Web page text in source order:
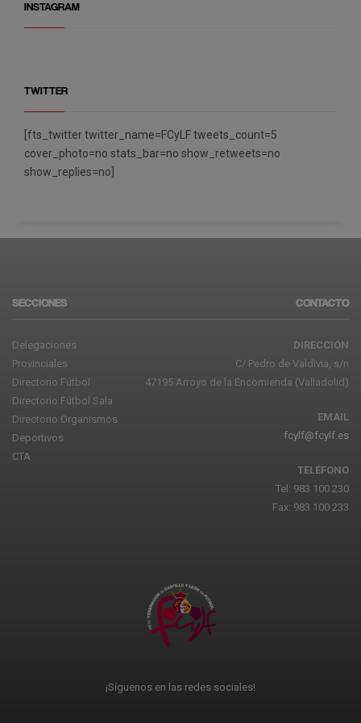
INSTAGRAM
TWITTER
[fts_twitter twitter_name=FCyLF tweets_count=5
cover_photo=no stats_bar=no show_retweets=no
show_replies=no]
SECCIONES
Delegaciones
Provinciales
Directorio Fútbol
Directorio Fútbol Sala
Directorio Organismos
Deportivos
CTA
CONTACTO
DIRECCIÓN
C/ Pedro de Valdivia, s/n
47195 Arroyo de la Encomienda (Valladolid)
EMAIL
fcylf@fcylf.es
TELÉFONO
Tel: 983 100 230
Fax: 983 100 233
¡Síguenos en las redes sociales!